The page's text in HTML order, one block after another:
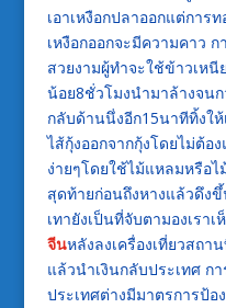
เอาเหงือกปลาออกแต่การ
เหงือกออกจะมีความคาว
สวยงามผู้ทำจะใช้ข้าวเหนี
น้อย8ชั่วโมงนำมาล้างจน
กลับด้านนึ่งอีก15นาทีทิ้งใ
ไส้กุ้งออกจากกุ้งโดยไม่ต้อ
ง่ายๆโดยใช้ไม้แหลมหรือ
สุดท้ายก่อนถึงหางแล้วดึง
เทายังเป็นที่จับตามองเรา
จีนหลังลงเครื่องเที่ยวสถา
แล้วนำเงินกลับประเทศ ก
ประเทศต่างมีมาตรการป้อ